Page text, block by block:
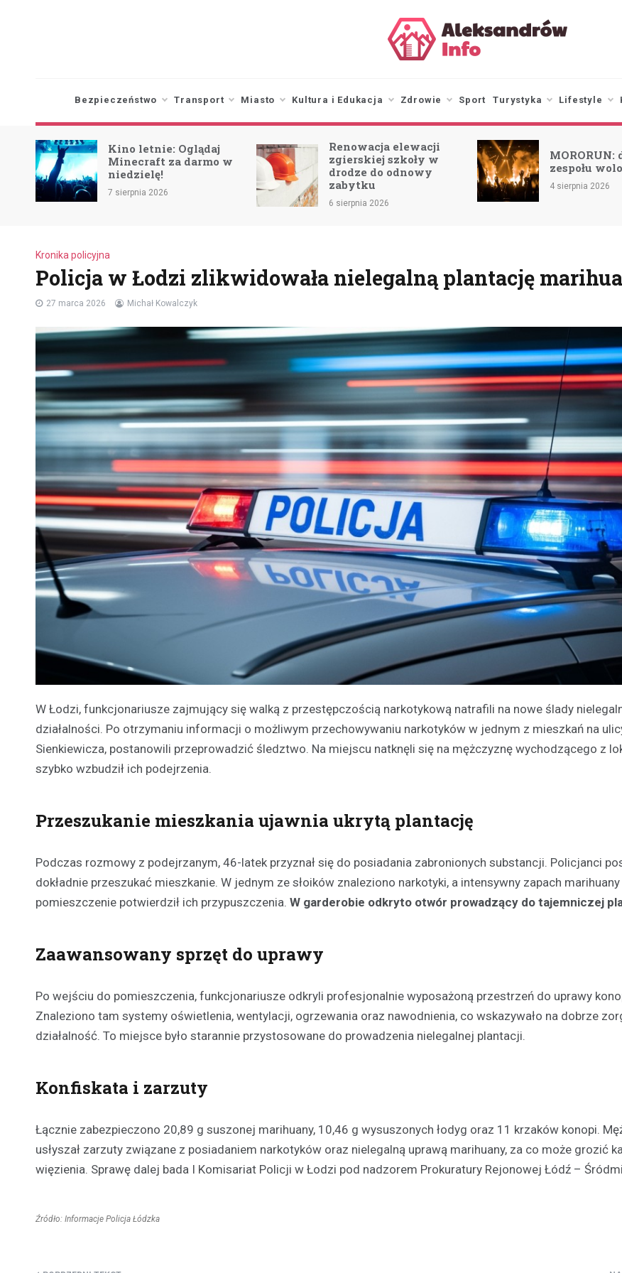
Bezpieczeństwo Transport Miasto Kultura i Edukacja Zdrowie Sport Turystyka Lifestyle
Kino letnie: Oglądaj
Minecraft za darmo w
niedzielę!
7 sierpnia 2026
Renowacja elewacji
zgierskiej szkoły w
drodze do odnowy
zabytku
6 sierpnia 2026
MORORUN:
zespołu
4 sierpnia 2026
Kronika policyjna
Policja w Łodzi zlikwidowała nielegalną plantację
27 marca 2026 Michał Kowalczyk
W Łodzi, funkcjonariusze zajmujący się walką z przestępczością narkotykową natrafili na nowe ślady
działalności. Po otrzymaniu informacji o możliwym przechowywaniu narkotyków w jednym z mieszkań na
Sienkiewicza, postanowili przeprowadzić śledztwo. Na miejscu natknęli się na mężczyznę wychodzącego z
szybko wzbudził ich podejrzenia.
Przeszukanie mieszkania ujawnia ukrytą plantację
Podczas rozmowy z podejrzanym, 46-latek przyznał się do posiadania zabronionych substancji. Policjanci
dokładnie przeszukać mieszkanie. W jednym ze słoików znaleziono narkotyki, a intensywny zapach marihuany
pomieszczenie potwierdził ich przypuszczenia. W garderobie odkryto otwór prowadzący do tajemniczej
Zaawansowany sprzęt do uprawy
Po wejściu do pomieszczenia, funkcjonariusze odkryli profesjonalnie wyposażoną przestrzeń do uprawy
Znaleziono tam systemy oświetlenia, wentylacji, ogrzewania oraz nawodnienia, co wskazywało na dobrze
działalność. To miejsce było starannie przystosowane do prowadzenia nielegalnej plantacji.
Konfiskata i zarzuty
Łącznie zabezpieczono 20,89 g suszonej marihuany, 10,46 g wysuszonych łodyg oraz 11 krzaków konopi.
usłyszał zarzuty związane z posiadaniem narkotyków oraz nielegalną uprawą marihuany, za co może grozić
więzienia. Sprawę dalej bada I Komisariat Policji w Łodzi pod nadzorem Prokuratury Rejonowej Łódź –
Źródło: Informacje Policja Łódzka
Turystyka
Jedziesz do Łodzi?
wobec swoich większych
inaczej jest z
który leży…